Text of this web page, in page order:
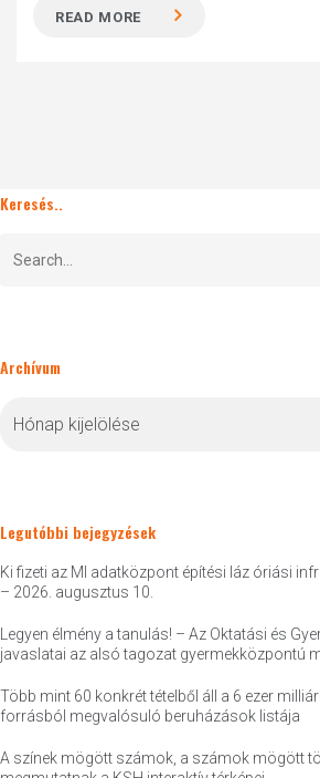
READ MORE
Keresés..
Archívum
Legutóbbi bejegyzések
Ki fizeti az MI adatközpont építési láz óriási
– 2026. augusztus 10.
Legyen élmény a tanulás! – Az Oktatási és
javaslatai az alsó tagozat gyermekközpontú
Több mint 60 konkrét tételből áll a 6 ezer
forrásból megvalósuló beruházások listája
A színek mögött számok, a számok mögött